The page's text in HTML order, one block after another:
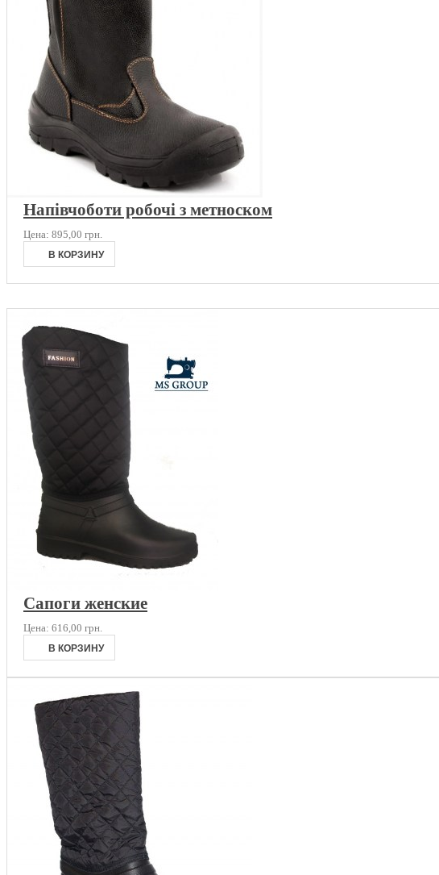
Напівчоботи робочі з метноском
Цена: 895,00 грн.
Сапоги женские
Цена: 616,00 грн.